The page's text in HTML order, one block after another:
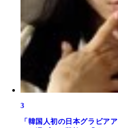
3
「韓国人初の日本グラビア